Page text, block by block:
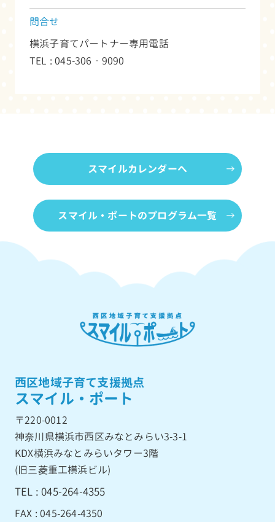
問合せ
横浜子育てパートナー専用電話
TEL : 045-306‐9090
スマイルカレンダーへ
スマイル・ポートのプログラム一覧
西区地域子育て支援拠点
スマイル・ポート
〒220-0012
神奈川県横浜市西区みなとみらい3-3-1
KDX横浜みなとみらいタワー3階
(旧三菱重工横浜ビル)
TEL : 045-264-4355
FAX : 045-264-4350